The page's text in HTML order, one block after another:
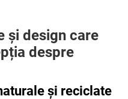
și design care
despre
și reciclate